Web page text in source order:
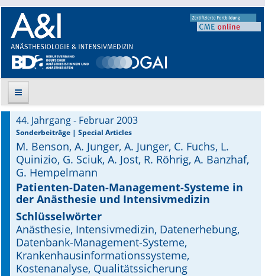
Suche
Aktuelle Ausgabe
Leitlinien
Archiv
Supplements
Supplements OrphanAnesthesia
44. Jahrgang - Februar 2003
Sonderbeiträge | Special Articles
M. Benson, A. Junger, A. Junger, C. Fuchs, L.
Quinizio, G. Sciuk, A. Jost, R. Röhrig, A. Banzhaf,
G. Hempelmann
Patienten-Daten-Management-Systeme in
der Anästhesie und Intensivmedizin
Schlüsselwörter
Anästhesie, Intensivmedizin, Datenerhebung,
Datenbank-Management-Systeme,
Krankenhausinformationssysteme,
Kostenanalyse, Qualitätssicherung